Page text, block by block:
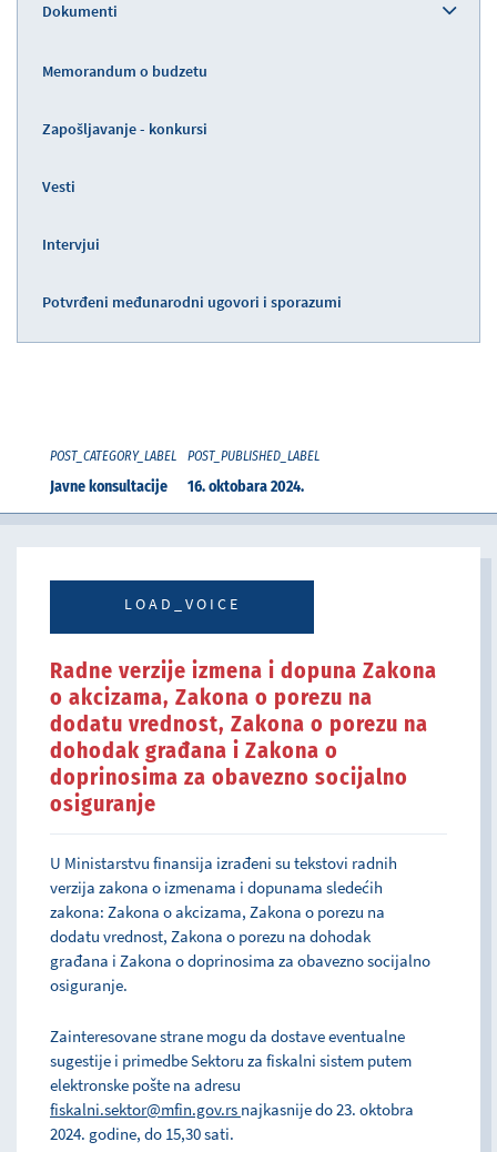
Dokumenti
Memorandum o budzetu
Zapošljavanje - konkursi
Vesti
Intervjui
Potvrđeni međunarodni ugovori i sporazumi
POST_CATEGORY_LABEL
Javne konsultacije
POST_PUBLISHED_LABEL
16. oktobara 2024.
LOAD_VOICE
Radne verzije izmena i dopuna Zakona
o akcizama, Zakona o porezu na
dodatu vrednost, Zakona o porezu na
dohodak građana i Zakona o
doprinosima za obavezno socijalno
osiguranje
U Ministarstvu finansija izrađeni su tekstovi radnih
verzija zakona o izmenama i dopunama sledećih
zakona: Zakona o akcizama, Zakona o porezu na
dodatu vrednost, Zakona o porezu na dohodak
građana i Zakona o doprinosima za obavezno socijalno
osiguranje.
Zainteresovane strane mogu da dostave eventualne
sugestije i primedbe Sektoru za fiskalni sistem putem
elektronske pošte na adresu
fiskalni.sektor@mfin.gov.rs najkasnije do 23. oktobra
2024. godine, do 15,30 sati.